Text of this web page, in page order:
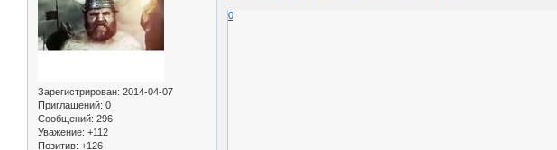
Зарегистрирован: 2014-04-07
Приглашений: 0
Сообщений: 296
Уважение: +112
Позитив: +126
0